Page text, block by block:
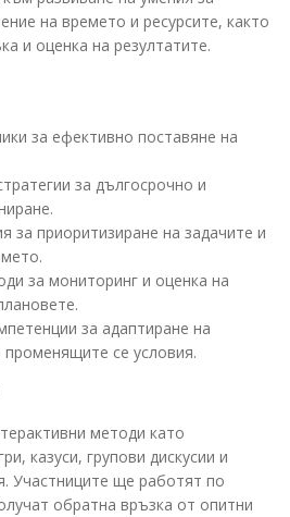
на времето и ресурсите, както
и оценка на резултатите.
за ефективно поставяне на
за дългосрочно и
за приоритизиране на задачите и
за мониторинг и оценка на
за адаптиране на
се условия.
методи като
казуси, групови дискусии и
Участниците ще работят по
обратна връзка от опитни